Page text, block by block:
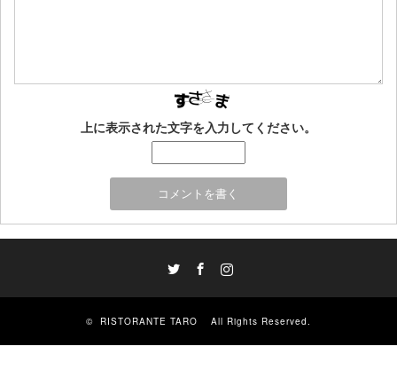
上に表示された文字を入力してください。
© RISTORANTE TARO All Rights Reserved.